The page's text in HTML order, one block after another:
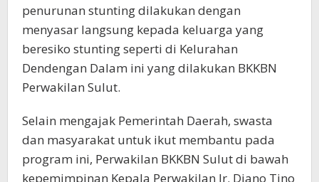
penurunan stunting dilakukan dengan
menyasar langsung kepada keluarga yang
beresiko stunting seperti di Kelurahan
Dendengan Dalam ini yang dilakukan BKKBN
Perwakilan Sulut.
Selain mengajak Pemerintah Daerah, swasta
dan masyarakat untuk ikut membantu pada
program ini, Perwakilan BKKBN Sulut di bawah
kepemimpinan Kepala Perwakilan Ir. Diano Tino